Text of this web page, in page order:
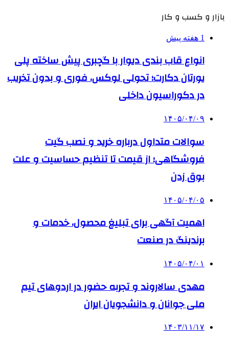
بازار و کسب و کار
1 هفته پیش
انواع قاب بندی دیوار با گچبری پیش ساخته پلی
یورتان دکارت؛ تحولی لوکس، فوری و بدون تخریب
در دکوراسیون داخلی
۱۴۰۵/۰۴/۰۹
سوالات متداول درباره خرید و نصب گیت
فروشگاهی؛ از قیمت تا تنظیم حساسیت و علت
بوق زدن
۱۴۰۵/۰۴/۰۵
اهمیت آگهی برای تبلیغ محصول، خدمات و
برندینگ در صنعت
۱۴۰۵/۰۴/۰۱
مهدی سالاروند و تجربه حضور در اردوهای تیم
ملی جوانان و دانشجویان ایران
۱۴۰۳/۱۱/۱۷